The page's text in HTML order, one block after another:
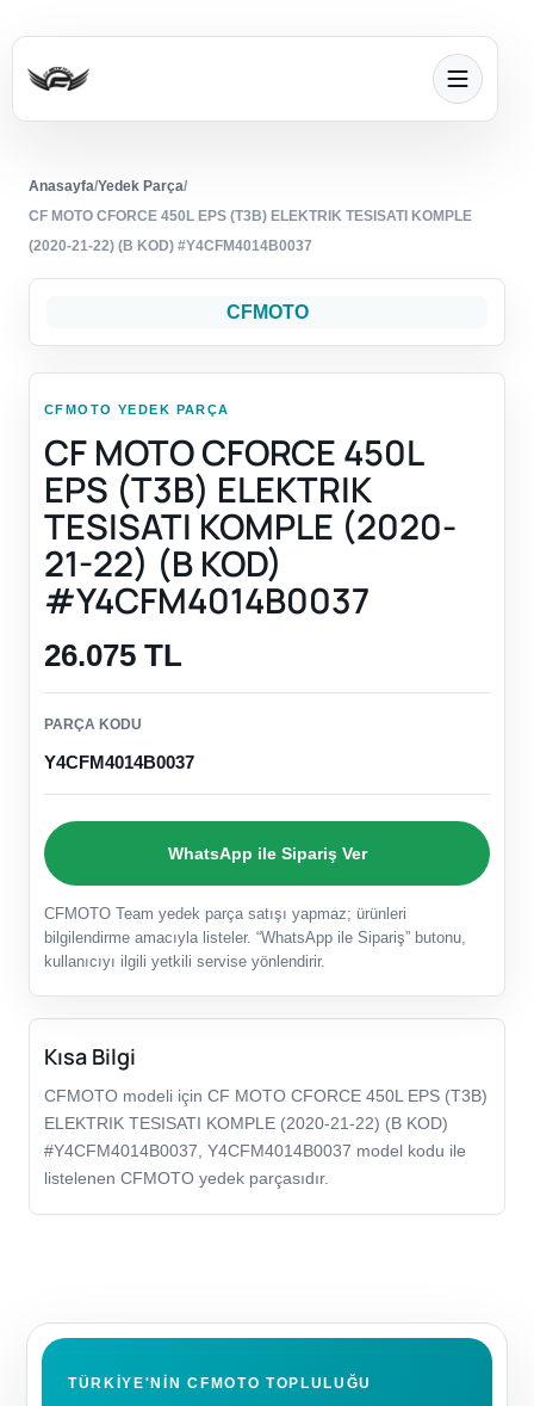
Anasayfa/Yedek Parça/
CF MOTO CFORCE 450L EPS (T3B) ELEKTRIK TESISATI KOMPLE
(2020-21-22) (B KOD) #Y4CFM4014B0037
CFMOTO
CFMOTO YEDEK PARÇA
CF MOTO CFORCE 450L
EPS (T3B) ELEKTRIK
TESISATI KOMPLE (2020-
21-22) (B KOD)
#Y4CFM4014B0037
26.075 TL
PARÇA KODU
Y4CFM4014B0037
WhatsApp ile Sipariş Ver
CFMOTO Team yedek parça satışı yapmaz; ürünleri
bilgilendirme amacıyla listeler. “WhatsApp ile Sipariş” butonu,
kullanıcıyı ilgili yetkili servise yönlendirir.
Kısa Bilgi
CFMOTO modeli için CF MOTO CFORCE 450L EPS (T3B)
ELEKTRIK TESISATI KOMPLE (2020-21-22) (B KOD)
#Y4CFM4014B0037, Y4CFM4014B0037 model kodu ile
listelenen CFMOTO yedek parçasıdır.
TÜRKIYE'NIN CFMOTO TOPLULUĞU